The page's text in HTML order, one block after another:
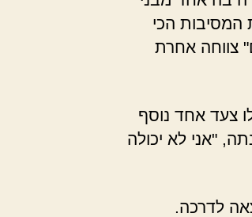
הכי
צווחה אחרת
צעד אחד נוסף
"אני לא יכולה
לדרכה.